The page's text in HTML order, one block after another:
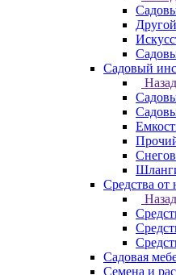
Садовый
Назад
Средства от
Назад
Садовая
Семена и